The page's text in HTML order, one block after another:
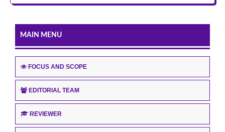
MAIN MENU
FOCUS AND SCOPE
EDITORIAL TEAM
REVIEWER